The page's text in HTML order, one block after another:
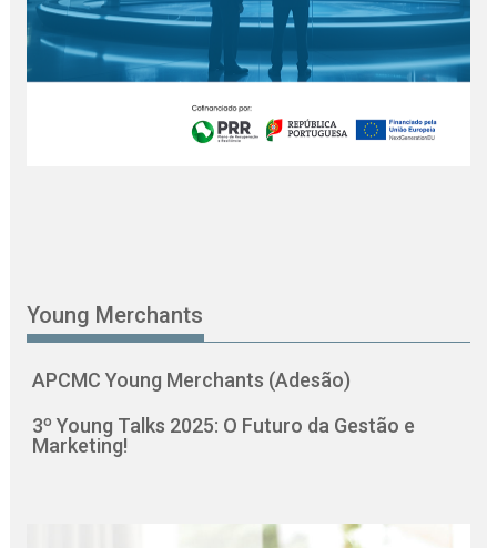
Young Merchants
APCMC Young Merchants (Adesão)
3º Young Talks 2025: O Futuro da Gestão e
Marketing!